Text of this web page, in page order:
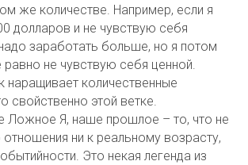
же количестве. Например, если я
долларов и не чувствую себя
заработать больше, но я потом
равно не чувствую себя ценной.
наращивает количественные
свойственно этой ветке.
Ложное Я, наше прошлое – то, что не
отношения ни к реальному возрасту,
Это некая легенда из